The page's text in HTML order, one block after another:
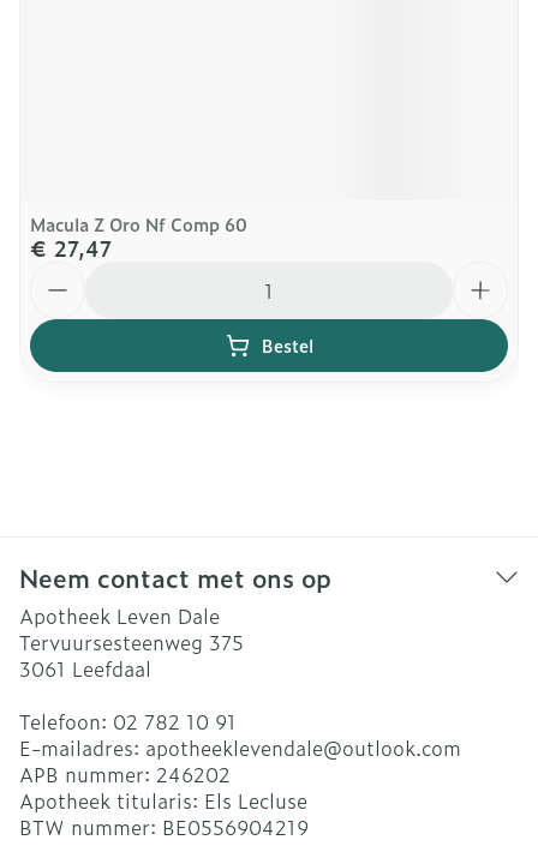
Macula Z Oro Nf Comp 60
€ 27,47
Bestel
Neem contact met ons op
Apotheek Leven Dale
Tervuursesteenweg 375
3061 Leefdaal
Telefoon: 02 782 10 91
E-mailadres: apotheeklevendale@outlook.com
APB nummer: 246202
Apotheek titularis: Els Lecluse
BTW nummer: BE0556904219